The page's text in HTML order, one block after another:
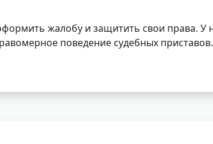
жалобу и защитить свои права. У
поведение судебных приставов.